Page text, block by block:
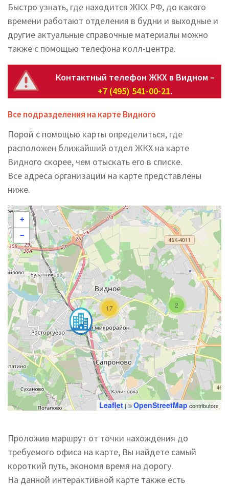
Быстро узнать, где находится ЖКХ РФ, до какого
времени работают отделения в будни и выходные и
другие актуальные справочные материалы можно
также с помощью телефона колл-центра.
Контактный телефон ЖКХ в Видном –
+7 (495) 541-00-21.
Все подразделения на карте Видного
Порой с помощью карты определиться, где
расположен ближайший отдел ЖКХ на карте
Видного скорее, чем отыскать его в списке.
Все адреса организации на карте представлены
ниже.
2
17
+
−
Leaflet | ©OpenStreetMap contributors
Проложив маршрут от точки нахождения до
требуемого офиса на карте, Вы найдете самый
короткий путь, экономя время на дорогу.
На данной интерактивной карте также есть